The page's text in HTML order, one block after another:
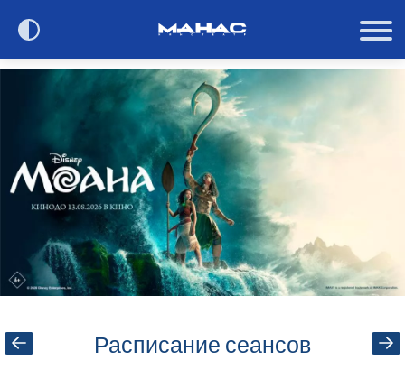
Сегодня в кино
О кинотеатре
Контакты
Акции и анонсы
Расписание сеансов